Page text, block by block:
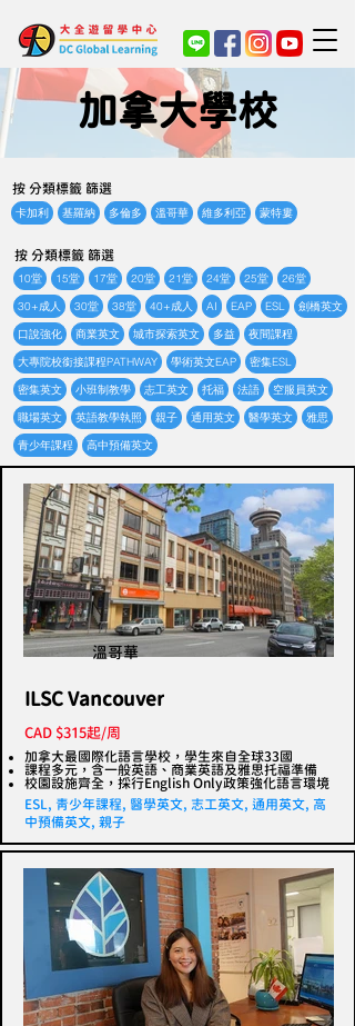
加拿大學校
按 分類標籤 篩選
卡加利 基羅納 多倫多 溫哥華 維多利亞 蒙特婁
按 分類標籤 篩選
10堂 15堂 17堂 20堂 21堂 24堂 25堂 26堂
30+成人 30堂 38堂 40+成人 AI EAP ESL 劍橋英文
口說強化 商業英文 城市探索英文 多益 夜間課程
大專院校銜接課程PATHWAY 學術英文EAP 密集ESL
密集英文 小班制教學 志工英文 托福 法語 空服員英文
職場英文 英語教學執照 親子 通用英文 醫學英文 雅思
青少年課程 高中預備英文
溫哥華
ILSC Vancouver
CAD $315起/周
加拿大最國際化語言學校，學生來自全球33國
課程多元，含一般英語、商業英語及雅思托福準備
校園設施齊全，採行English Only政策強化語言環境
ESL, 青少年課程, 醫學英文, 志工英文, 通用英文, 高
中預備英文, 親子